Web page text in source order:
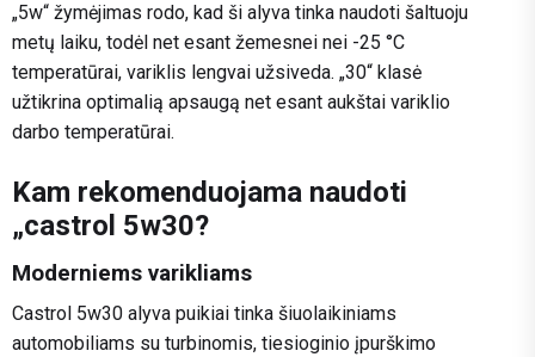
„5w“ žymėjimas rodo, kad ši alyva tinka naudoti šaltuoju
metų laiku, todėl net esant žemesnei nei -25 °C
temperatūrai, variklis lengvai užsiveda. „30“ klasė
užtikrina optimalią apsaugą net esant aukštai variklio
darbo temperatūrai.
Kam rekomenduojama naudoti
„castrol 5w30?
Moderniems varikliams
Castrol 5w30 alyva puikiai tinka šiuolaikiniams
automobiliams su turbinomis, tiesioginio įpurškimo